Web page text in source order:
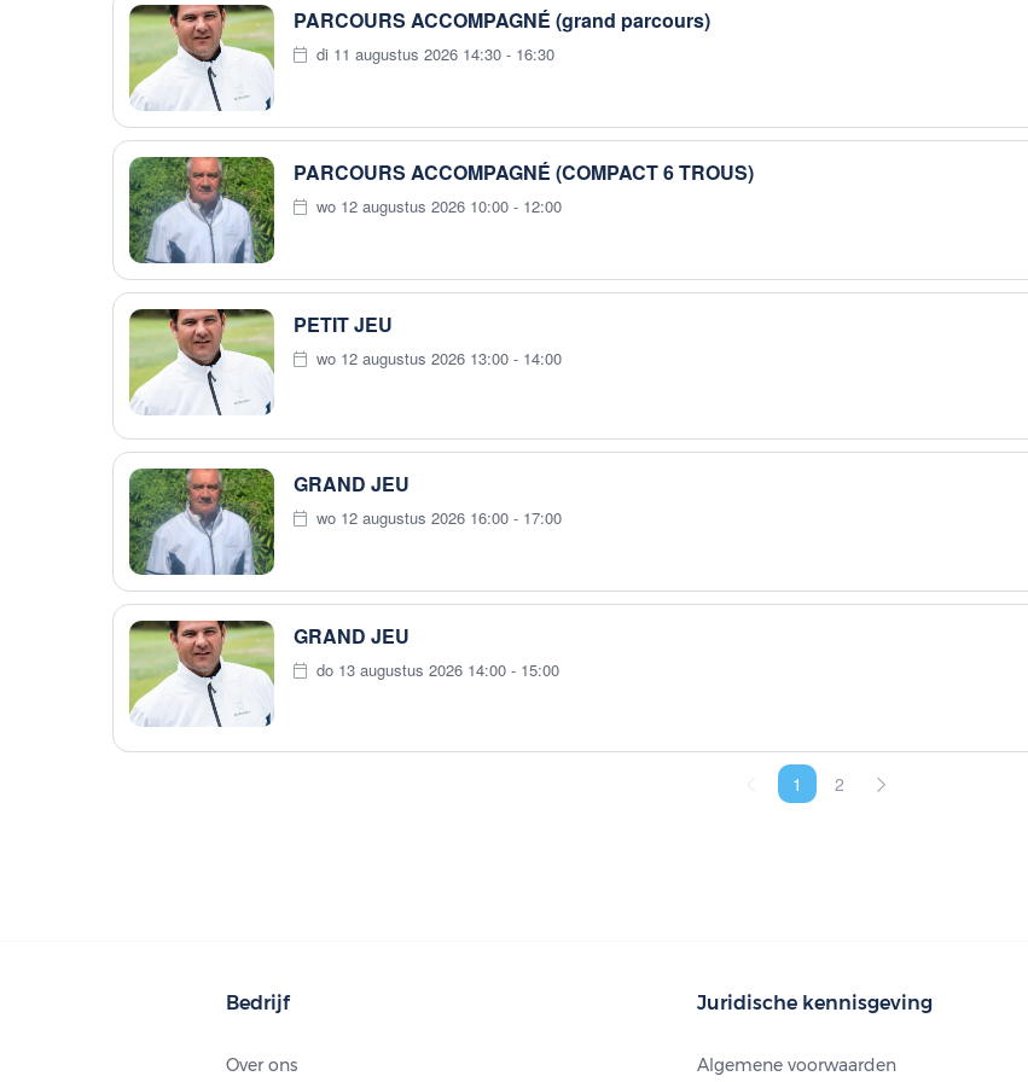
PARCOURS ACCOMPAGNÉ (grand parcours)
di 11 augustus 2026 14:30 - 16:30
PARCOURS ACCOMPAGNÉ (COMPACT 6 TROUS)
wo 12 augustus 2026 10:00 - 12:00
PETIT JEU
wo 12 augustus 2026 13:00 - 14:00
GRAND JEU
wo 12 augustus 2026 16:00 - 17:00
GRAND JEU
do 13 augustus 2026 14:00 - 15:00
1 2
Bedrijf
Over ons
Juridische kennisgeving
Algemene voorwaarden